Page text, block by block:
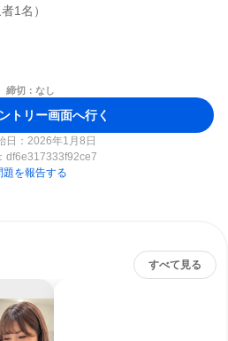
締切：なし
トリー画面へ行く
日：2026年1月8日
df6e317333f92ce7
題を報告する
すべて見る